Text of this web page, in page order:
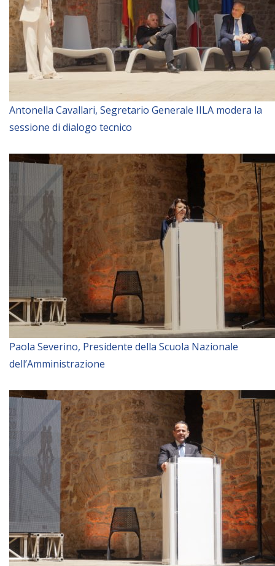
Antonella Cavallari, Segretario Generale IILA modera la
sessione di dialogo tecnico
Paola Severino, Presidente della Scuola Nazionale
dell’Amministrazione